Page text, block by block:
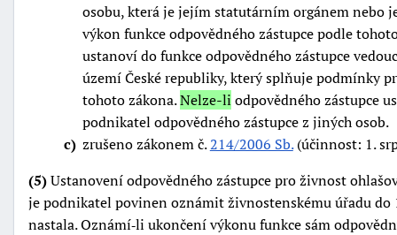
osobu, která je jejím statutárním orgánem nebo
výkon funkce odpovědného zástupce podle
ustanoví do funkce odpovědného zástupce
území České republiky, který splňuje podmínky
tohoto zákona.Nelze-li odpovědného zástupce
podnikatel odpovědného zástupce z jiných osob.
c zrušeno zákonem č.214/2006 Sb.(účinnost: 1.
(5)Ustanovení odpovědného zástupce pro živnost
je podnikatel povinen oznámit živnostenskému úřadu do
nastala. Oznámí‑li ukončení výkonu funkce sám